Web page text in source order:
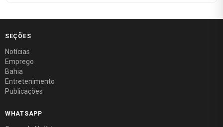
SEÇÕES
Notícias
Emprego
Bahia
Entretenimento
Publicações
WHATSAPP